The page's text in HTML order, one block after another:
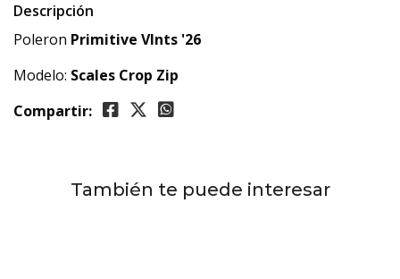
Descripción
Poleron Primitive Vlnts '26
Modelo: Scales Crop Zip
Compartir:
También te puede interesar